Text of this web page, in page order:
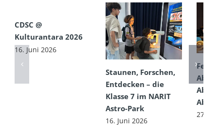
CDSC @
Kulturantara 2026
16. Juni 2026
Staunen, Forschen,
Entdecken – die
Klasse 7 im NARIT
Astro-Park
16. Juni 2026
27.